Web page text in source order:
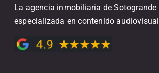
La agencia inmobiliaria de Sotogrande
especializada en contenido audiovisual